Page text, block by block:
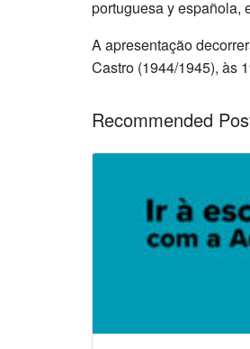
portuguesa y española,
A apresentação
Castro (1944/1945), às
Recommended